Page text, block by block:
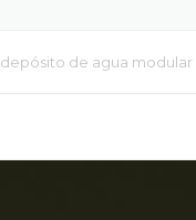
de agua modular